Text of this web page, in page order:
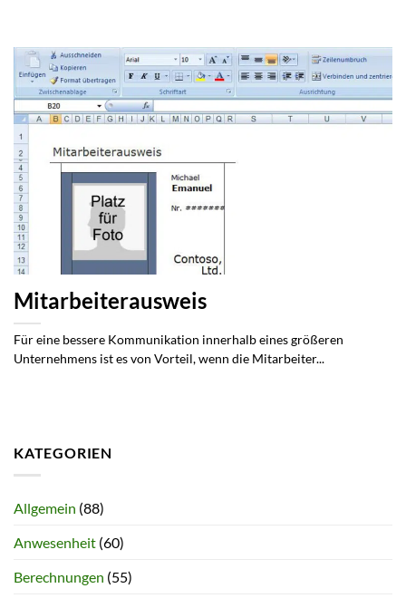
Mitarbeiterausweis
Für eine bessere Kommunikation innerhalb eines größeren
Unternehmens ist es von Vorteil, wenn die Mitarbeiter...
KATEGORIEN
Allgemein (88)
Anwesenheit (60)
Berechnungen (55)